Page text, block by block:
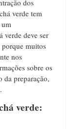
dos
verde tem
verde deve ser
porque muitos
nos
sobre os
da preparação,
verde: